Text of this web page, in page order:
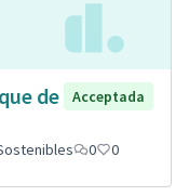
de
Acceptada
0 0